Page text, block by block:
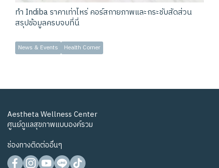
ทำ Indiba ราคาเท่าไหร่ คอร์สกายภาพและกระชับสัดส่วน
สรุปข้อมูลครบจบที่นี่
News & Events Health Corner
Aestheta Wellness Center
ศูนย์ดูแลสุขภาพแบบองค์รวม
ช่องทางติดต่ออื่นๆ